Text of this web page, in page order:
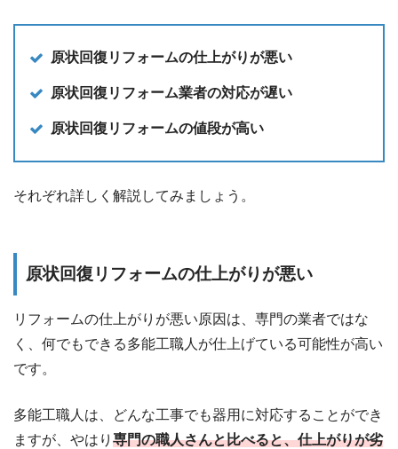
原状回復リフォームの仕上がりが悪い
原状回復リフォーム業者の対応が遅い
原状回復リフォームの値段が高い
それぞれ詳しく解説してみましょう。
原状回復リフォームの仕上がりが悪い
リフォームの仕上がりが悪い原因は、専門の業者ではな
く、何でもできる多能工職人が仕上げている可能性が高い
です。
多能工職人は、どんな工事でも器用に対応することができ
ますが、やはり 専門の職人さんと比べると、仕上がりが劣